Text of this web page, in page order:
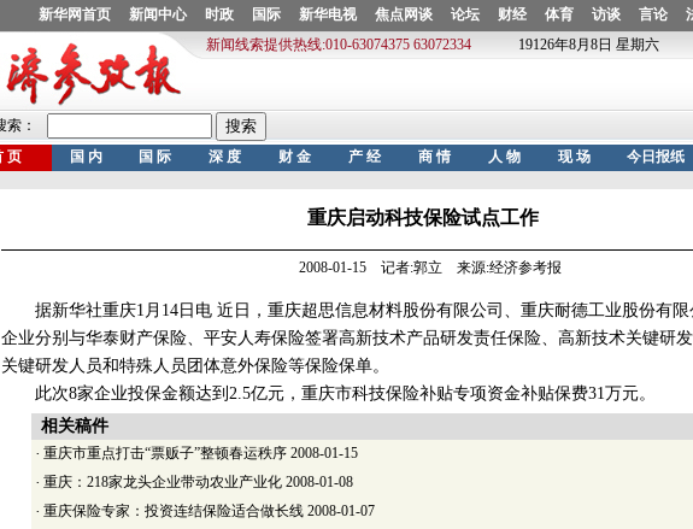
重庆启动科技保险试点工作
2008-01-15 记者:郭立 来源:经济参考报
据新华社重庆1月14日电 近日，重庆超思信息材料股份有限公司、重庆耐德工业股份有限
企业分别与华泰财产保险、平安人寿保险签署高新技术产品研发责任保险、高新技术关键研发
关键研发人员和特殊人员团体意外保险等保险保单。
此次8家企业投保金额达到2.5亿元，重庆市科技保险补贴专项资金补贴保费31万元。
相关稿件
· 重庆市重点打击“票贩子”整顿春运秩序 2008-01-15
· 重庆：218家龙头企业带动农业产业化 2008-01-08
· 重庆保险专家：投资连结保险适合做长线 2008-01-07